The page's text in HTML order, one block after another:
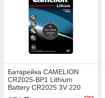
Батарейка CAMELION
CR2025-BP1 Lithium
Battery CR2025 3V 220
mAh 1 шт.